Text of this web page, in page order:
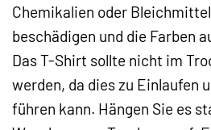
Chemikalien oder
beschädigen und die Farben
Das T-Shirt sollte nicht im
werden, da dies zu Einlaufen
führen kann. Hängen Sie es